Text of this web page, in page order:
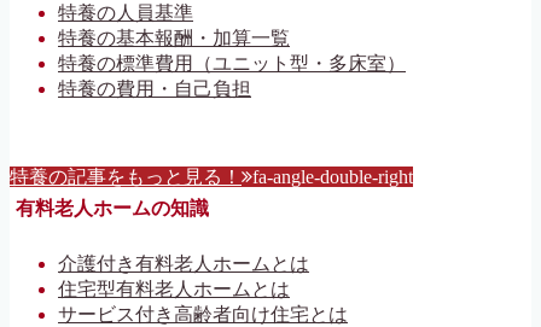
特養の人員基準
特養の基本報酬・加算一覧
特養の標準費用（ユニット型・多床室）
特養の費用・自己負担
特養の記事をもっと見る！ fa-angle-double-right
有料老人ホームの知識
介護付き有料老人ホームとは
住宅型有料老人ホームとは
サービス付き高齢者向け住宅とは